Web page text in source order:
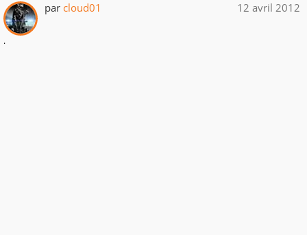
par cloud01 12 avril 2012
.